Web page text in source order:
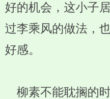
好的机会，这小子
过李乘风的做法，
好感。
柳素不能耽搁的